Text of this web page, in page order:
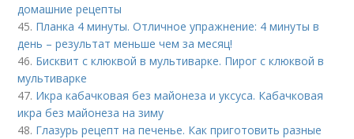
домашние рецепты
45. Планка 4 минуты. Отличное упражнение: 4 минуты в
день – результат меньше чем за месяц!
46. Бисквит с клюквой в мультиварке. Пирог с клюквой в
мультиварке
47. Икра кабачковая без майонеза и уксуса. Кабачковая
икра без майонеза на зиму
48. Глазурь рецепт на печенье. Как приготовить разные